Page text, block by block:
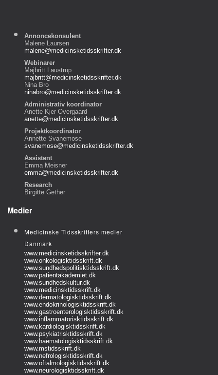
Annoncekonsulent
Malene Laursen
malene@medicinsketidsskrifter.dk
Webinarer
Majbritt Laustrup
majbritt@medicinsketidsskrifter.dk
Nina Bro
ninabro@medicinsketidsskrifter.dk
Administrativ koordinator
Anette Kjer Overgaard
anette@medicinsketidsskrifter.dk
Projektkoordinator
Annette Svanemose
svanemose@medicinsketidsskrifter.dk
Assistent
Emma Meisner
emma@medicinsketidsskrifter.dk
Research
Birgitte Gether
Medier
Medicinske Tidsskrifters medier
Danmark
www.medicinsketidsskrifter.dk
www.onkologisktidsskrift.dk
www.sundhedspolitisktidsskrift.dk
www.patientakademiet.dk
www.sundhedskultur.dk
www.medicinsktidsskrift.dk
www.dermatologisktidsskrift.dk
www.endokrinologisktidsskrift.dk
www.gastroenterologisktidsskrift.dk
www.inflammatorisktidsskrift.dk
www.kardiologisktidsskrift.dk
www.psykiatrisktidsskrift.dk
www.haematologisktidsskrift.dk
www.mstidsskrift.dk
www.nefrologisktidsskrift.dk
www.oftalmologisktidsskrift.dk
www.neurologisktidsskrift.dk